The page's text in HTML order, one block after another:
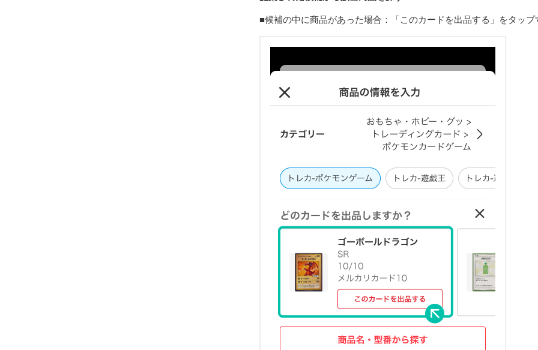
■候補の中に商品があった場合：「このカードを出品する」をタップ